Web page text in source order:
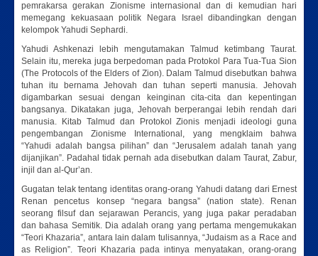
pemrakarsa gerakan Zionisme internasional dan di kemudian hari
memegang kekuasaan politik Negara Israel dibandingkan dengan
kelompok Yahudi Sephardi.
Yahudi Ashkenazi lebih mengutamakan Talmud ketimbang Taurat.
Selain itu, mereka juga berpedoman pada Protokol Para Tua-Tua Sion
(The Protocols of the Elders of Zion). Dalam Talmud disebutkan bahwa
tuhan itu bernama Jehovah dan tuhan seperti manusia. Jehovah
digambarkan sesuai dengan keinginan cita-cita dan kepentingan
bangsanya. Dikatakan juga, Jehovah berperangai lebih rendah dari
manusia. Kitab Talmud dan Protokol Zionis menjadi ideologi guna
pengembangan Zionisme International, yang mengklaim bahwa
“Yahudi adalah bangsa pilihan” dan “Jerusalem adalah tanah yang
dijanjikan”. Padahal tidak pernah ada disebutkan dalam Taurat, Zabur,
injil dan al-Qur’an.
Gugatan telak tentang identitas orang-orang Yahudi datang dari Ernest
Renan pencetus konsep “negara bangsa” (nation state). Renan
seorang filsuf dan sejarawan Perancis, yang juga pakar peradaban
dan bahasa Semitik. Dia adalah orang yang pertama mengemukakan
“Teori Khazaria”, antara lain dalam tulisannya, “Judaism as a Race and
as Religion”. Teori Khazaria pada intinya menyatakan, orang-orang